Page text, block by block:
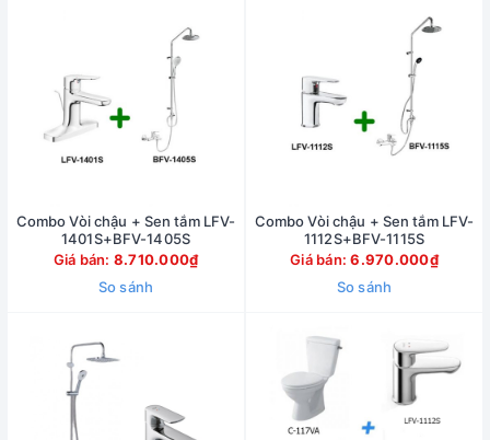
Combo Vòi chậu + Sen tắm LFV-
1401S+BFV-1405S
Giá bán: 8.710.000₫
So sánh
Combo Vòi chậu + Sen tắm LFV-
1112S+BFV-1115S
Giá bán:6.970.000₫
So sánh